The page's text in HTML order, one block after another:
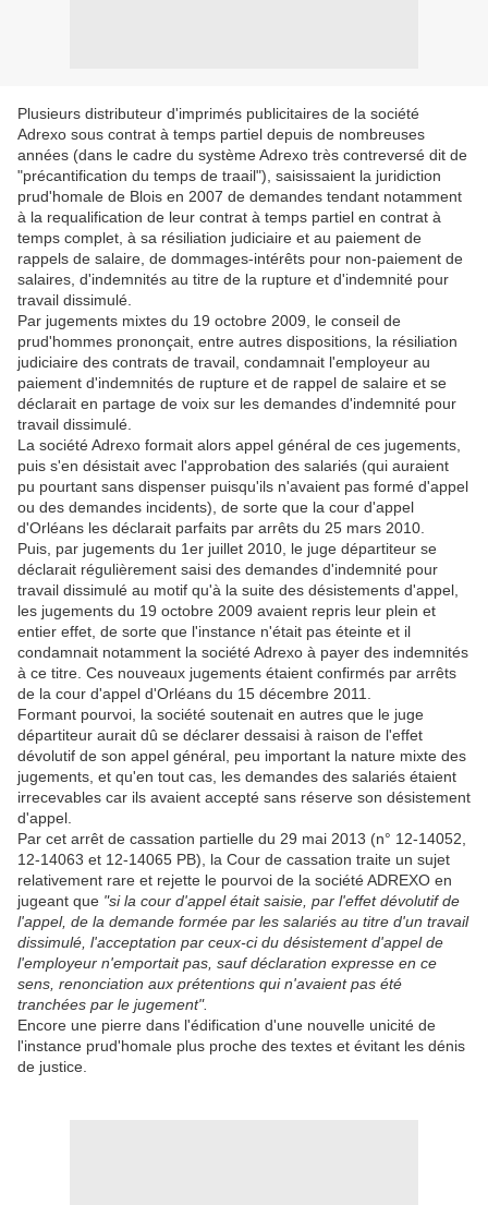
Plusieurs distributeur d'imprimés publicitaires de la société
Adrexo sous contrat à temps partiel depuis de nombreuses
années (dans le cadre du système Adrexo très contreversé dit de
"précantification du temps de traail"), saisissaient la juridiction
prud'homale de Blois en 2007 de demandes tendant notamment
à la requalification de leur contrat à temps partiel en contrat à
temps complet, à sa résiliation judiciaire et au paiement de
rappels de salaire, de dommages-intérêts pour non-paiement de
salaires, d'indemnités au titre de la rupture et d'indemnité pour
travail dissimulé.
Par jugements mixtes du 19 octobre 2009, le conseil de
prud'hommes prononçait, entre autres dispositions, la résiliation
judiciaire des contrats de travail, condamnait l'employeur au
paiement d'indemnités de rupture et de rappel de salaire et se
déclarait en partage de voix sur les demandes d'indemnité pour
travail dissimulé.
La société Adrexo formait alors appel général de ces jugements,
puis s'en désistait avec l'approbation des salariés (qui auraient
pu pourtant sans dispenser puisqu'ils n'avaient pas formé d'appel
ou des demandes incidents), de sorte que la cour d'appel
d'Orléans les déclarait parfaits par arrêts du 25 mars 2010.
Puis, par jugements du 1er juillet 2010, le juge départiteur se
déclarait régulièrement saisi des demandes d'indemnité pour
travail dissimulé au motif qu'à la suite des désistements d'appel,
les jugements du 19 octobre 2009 avaient repris leur plein et
entier effet, de sorte que l'instance n'était pas éteinte et il
condamnait notamment la société Adrexo à payer des indemnités
à ce titre. Ces nouveaux jugements étaient confirmés par arrêts
de la cour d'appel d'Orléans du 15 décembre 2011.
Formant pourvoi, la société soutenait en autres que le juge
départiteur aurait dû se déclarer dessaisi à raison de l'effet
dévolutif de son appel général, peu important la nature mixte des
jugements, et qu'en tout cas, les demandes des salariés étaient
irrecevables car ils avaient accepté sans réserve son désistement
d'appel.
Par cet arrêt de cassation partielle du 29 mai 2013 (n° 12-14052,
12-14063 et 12-14065 PB), la Cour de cassation traite un sujet
relativement rare et rejette le pourvoi de la société ADREXO en
jugeant que "si la cour d'appel était saisie, par l'effet dévolutif de
l'appel, de la demande formée par les salariés au titre d'un travail
dissimulé, l'acceptation par ceux-ci du désistement d'appel de
l'employeur n'emportait pas, sauf déclaration expresse en ce
sens, renonciation aux prétentions qui n'avaient pas été
tranchées par le jugement".
Encore une pierre dans l'édification d'une nouvelle unicité de
l'instance prud'homale plus proche des textes et évitant les dénis
de justice.